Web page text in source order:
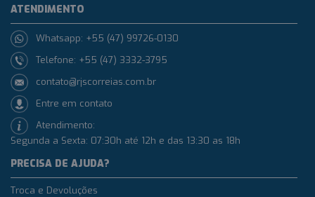
ATENDIMENTO
Whatsapp: +55 (47) 99726-0130
Telefone: +55 (47) 3332-3795
contato@rjscorreias.com.br
Entre em contato
Atendimento:
Segunda a Sexta: 07:30h até 12h e das 13:30 as 18h
PRECISA DE AJUDA?
Troca e Devoluções